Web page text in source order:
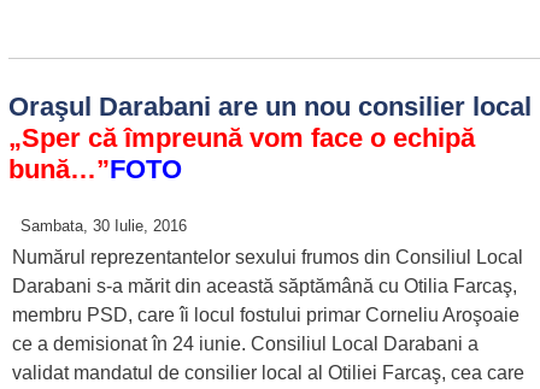
Oraşul Darabani are un nou consilier local
„Sper că împreună vom face o echipă
bună…”FOTO
Sambata, 30 Iulie, 2016
Numărul reprezentantelor sexului frumos din Consiliul Local
Darabani s-a mărit din această săptămână cu Otilia Farcaş,
membru PSD, care îi locul fostului primar Corneliu Aroşoaie
ce a demisionat în 24 iunie. Consiliul Local Darabani a
validat mandatul de consilier local al Otiliei Farcaş, cea care